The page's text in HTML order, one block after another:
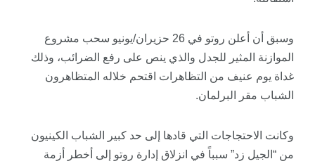
وسبق أن أعلن روتو في 26 حزيران/يونيو سحب مشروع
الموازنة المثير للجدل والذي ينص على رفع الضرائب، وذلك
غداة يوم عنيف من التظاهرات اقتحم خلاله المتظاهرون
الشباب مقر البرلمان.
وكانت الاحتجاجات التي قادها إلى حد كبير الشباب الكينيون
من “الجيل زد” سبباً في انزلاق إدارة روتو إلى أخطر أزمة